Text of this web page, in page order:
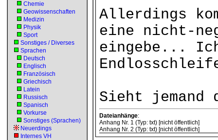
Chemie
Geowissenschaften
Medizin
Physik
Sport
Sonstiges / Diverses
Sprachen
Deutsch
Englisch
Französisch
Griechisch
Latein
Russisch
Spanisch
Vorkurse
Sonstiges (Sprachen)
Neuerdings
Internes VH
Allerdings
eine nicht-
eingebe...
Sieht jemand
Dateianhänge:
Anhang Nr. 1 (Typ: txt) [nicht öffentlich]
Anhang Nr. 2 (Typ: txt) [nicht öffentlich]